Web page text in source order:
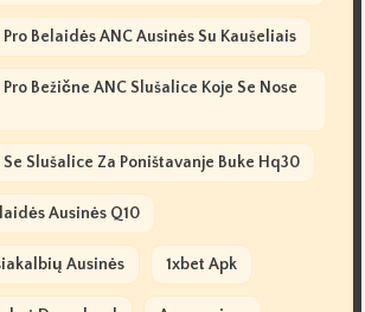
Belaidės ANC Ausinės Su Kaušeliais
Bežične ANC Slušalice Koje Se Nose
Slušalice Za Poništavanje Buke Hq30
Ausinės Q10
Ausinės 1xbet Apk